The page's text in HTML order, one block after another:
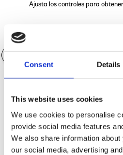
Consent Details
This website uses cookies
We use cookies to personalise
provide social media features
We also share information
our social media, advertising
Ajusta los controles para
Entrada
Accesorios